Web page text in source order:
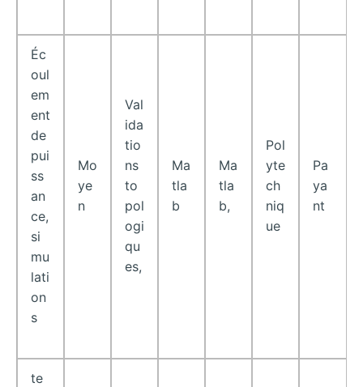
Éc
oul
em
ent
de
pui
ss
an
ce,
si
mu
lati
on
s
Mo
ye
n
Val
ida
tio
ns
to
pol
ogi
qu
es,
Ma
tla
b
Ma
tla
b,
Pol
yte
ch
niq
ue
Pa
ya
nt
te